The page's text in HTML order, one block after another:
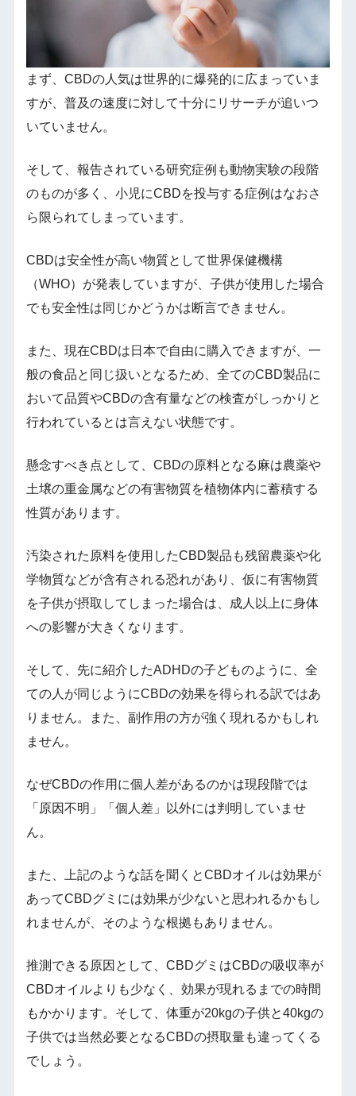
まず、CBDの人気は世界的に爆発的に広まっていま
すが、普及の速度に対して十分にリサーチが追いつ
いていません。
そして、報告されている研究症例も動物実験の段階
のものが多く、小児にCBDを投与する症例はなおさ
ら限られてしまっています。
CBDは安全性が高い物質として世界保健機構
（WHO）が発表していますが、子供が使用した場合
でも安全性は同じかどうかは断言できません。
また、現在CBDは日本で自由に購入できますが、一
般の食品と同じ扱いとなるため、全てのCBD製品に
おいて品質やCBDの含有量などの検査がしっかりと
行われているとは言えない状態です。
懸念すべき点として、CBDの原料となる麻は農薬や
土壌の重金属などの有害物質を植物体内に蓄積する
性質があります。
汚染された原料を使用したCBD製品も残留農薬や化
学物質などが含有される恐れがあり、仮に有害物質
を子供が摂取してしまった場合は、成人以上に身体
への影響が大きくなります。
そして、先に紹介したADHDの子どものように、全
ての人が同じようにCBDの効果を得られる訳ではあ
りません。また、副作用の方が強く現れるかもしれ
ません。
なぜCBDの作用に個人差があるのかは現段階では
「原因不明」「個人差」以外には判明していませ
ん。
また、上記のような話を聞くとCBDオイルは効果が
あってCBDグミには効果が少ないと思われるかもし
れませんが、そのような根拠もありません。
推測できる原因として、CBDグミはCBDの吸収率が
CBDオイルよりも少なく、効果が現れるまでの時間
もかかります。そして、体重が20kgの子供と40kgの
子供では当然必要となるCBDの摂取量も違ってくる
でしょう。